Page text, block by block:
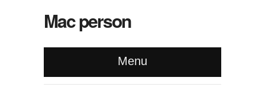
Mac person
Menu